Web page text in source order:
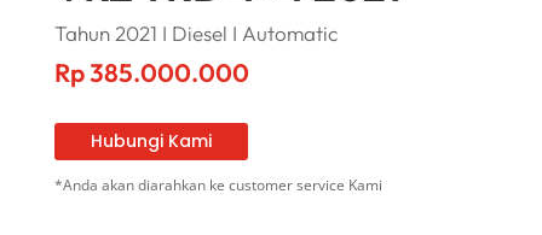
Tahun 2021 I Diesel I Automatic
Rp385.000.000
Hubungi Kami
*Anda akan diarahkan ke customer service Kami